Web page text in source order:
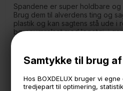
Samtykke til brug
Hos BOXDELUX bruger vi
tredjepart til optimering,
Spandene er super holdbare
Brug dem til alverdens ting og
plastik og kan sagtens stå ude i
børneværelset med legetøj, i
fantasien sætter grænser.
Spanden er uden phtalater, så
opbevaring af diverse